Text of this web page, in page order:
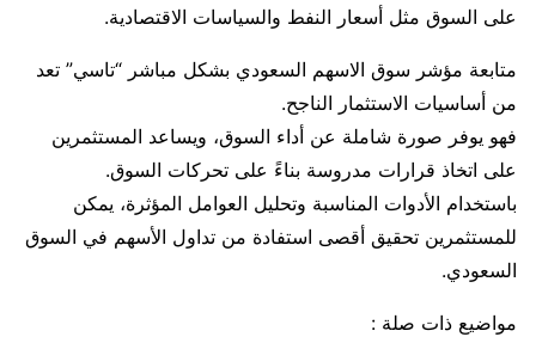
على السوق مثل أسعار النفط والسياسات الاقتصادية.
متابعة مؤشر سوق الاسهم السعودي بشكل مباشر “تاسي” تعد
من أساسيات الاستثمار الناجح.
فهو يوفر صورة شاملة عن أداء السوق، ويساعد المستثمرين
على اتخاذ قرارات مدروسة بناءً على تحركات السوق.
باستخدام الأدوات المناسبة وتحليل العوامل المؤثرة، يمكن
للمستثمرين تحقيق أقصى استفادة من تداول الأسهم في السوق
السعودي.
مواضيع ذات صلة :